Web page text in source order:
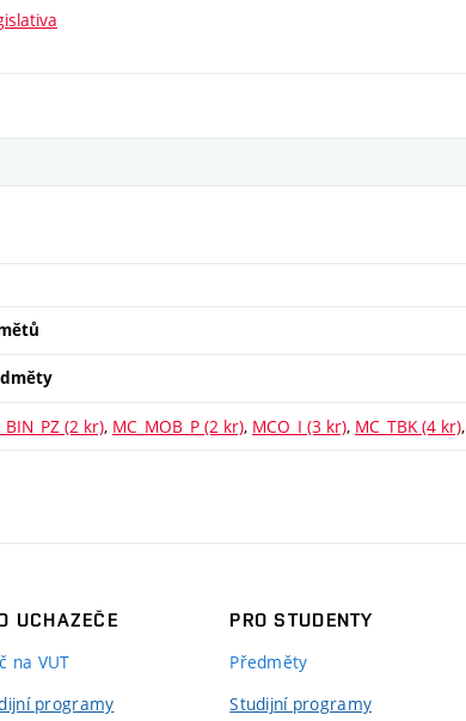
(2 kr), MC_MOB_P (2 kr), MCO_I (3 kr), MC_TBK (4 kr),
UCHAZEČE
na VUT
programy
PRO STUDENTY
Předměty
Studijní programy